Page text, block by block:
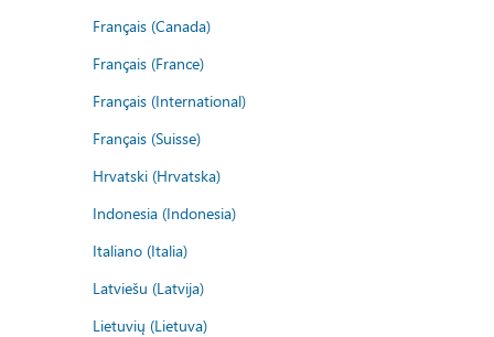
Français (Canada)
Français (France)
Français (International)
Français (Suisse)
Hrvatski (Hrvatska)
Indonesia (Indonesia)
Italiano (Italia)
Latviešu (Latvija)
Lietuvių (Lietuva)